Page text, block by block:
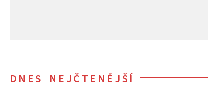
DNES NEJČTENĚJŠÍ